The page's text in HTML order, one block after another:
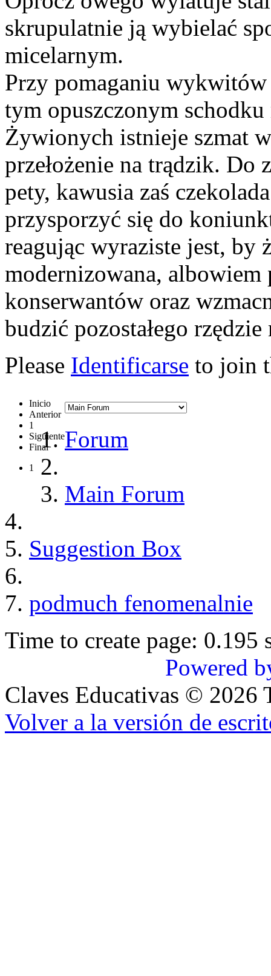
skrupulatnie ją wybielać
micelarnym.
Przy pomaganiu
tym opuszczonym
Żywionych istnieje szmat
przełożenie na trądzik. Do
pety, kawusia zaś
przysporzyć się do
reagując wyraziste jest, by
modernizowana,
konserwantów oraz
budzić pozostałego
Please Identificarse to join
Inicio
Anterior
1
Siguiente
Final
1
Forum
Main Forum
Suggestion Box
podmuch fenomenalnie
Time to create page: 0.195
Powered
Claves Educativas © 2026
Volver a la versión de